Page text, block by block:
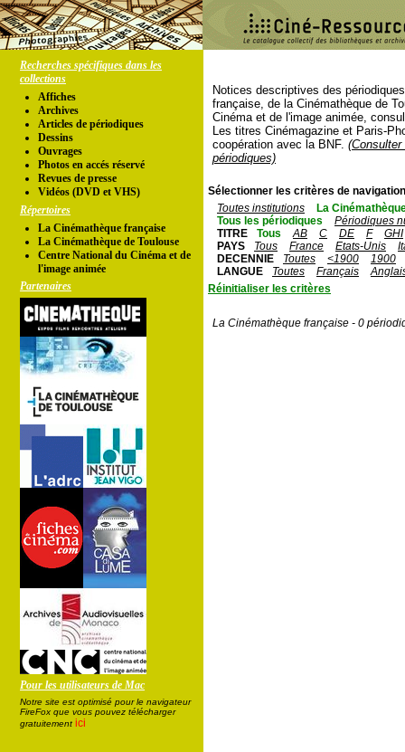
Recherches spécifiques dans les
collections
Affiches
Archives
Articles de périodiques
Dessins
Ouvrages
Photos en accés réservé
Revues de presse
Vidéos (DVD et VHS)
Répertoires
La Cinémathèque française
La Cinémathèque de Toulouse
Centre National du Cinéma et de
l'image animée
Partenaires
Pour les utilisateurs de Mac
Notre site est optimisé pour le navigateur
FireFox que vous pouvez télécharger
gratuitement ici
Notices descriptives des
française, de la Cinémathèque de
Cinéma et de l'image animée,
Les titres Cinémagazine et Paris-
coopération avec la BNF.
périodiques)
Sélectionner les critères de
Toutes institutions
La
Tous les périodiques
Périodiques
TITRE
Tous AB C DE F
GHI
PAYS
Tous France Etats-Unis
DECENNIE
Toutes <1900
1900
LANGUE
Toutes Français
Réinitialiser les critères
La Cinémathèque française - 0